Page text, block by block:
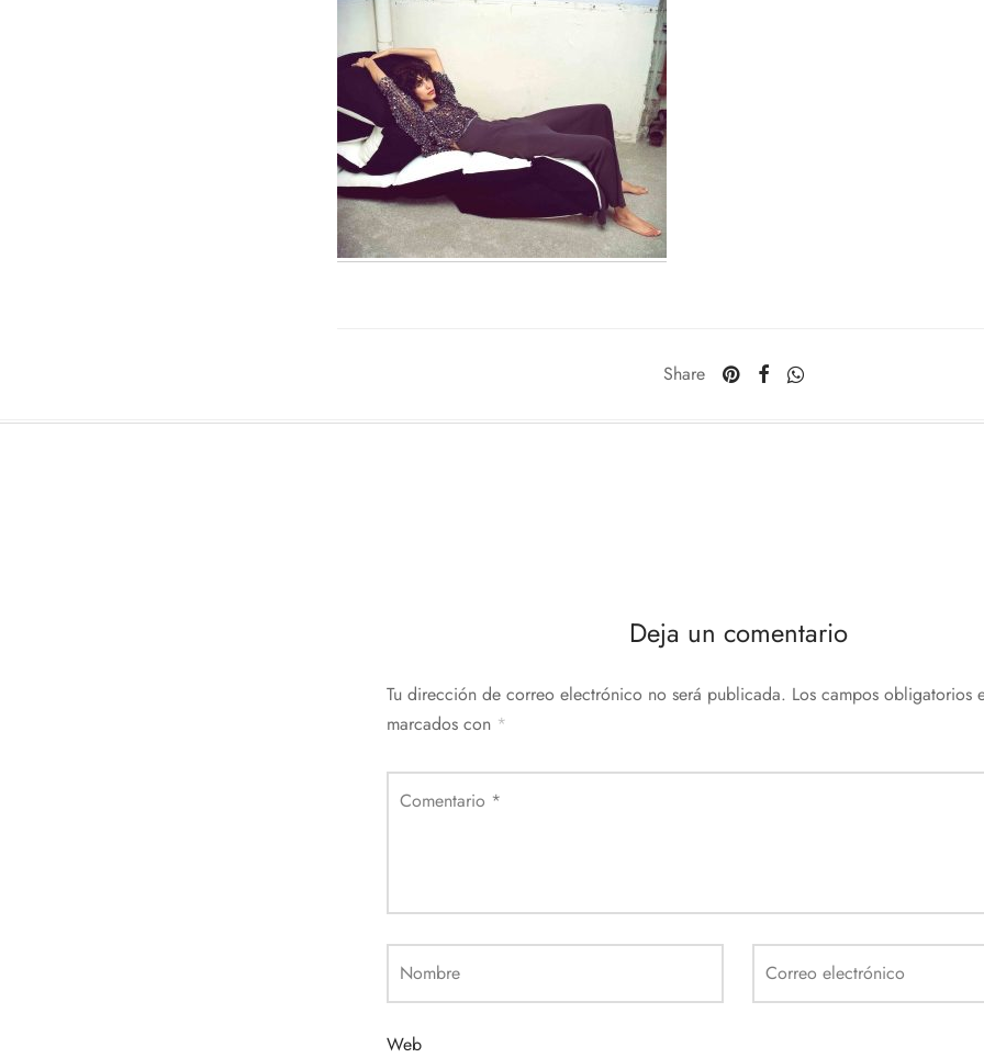
Share
Deja un comentario
Tu dirección de correo electrónico no será publicada. Los campos obligatorios
marcados con *
Comentario *
Nombre Correo electrónico
Web